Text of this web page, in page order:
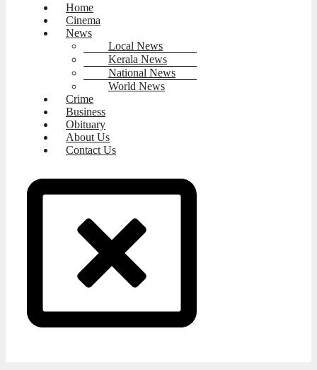
Home
Cinema
News
Local News
Kerala News
National News
World News
Crime
Business
Obituary
About Us
Contact Us